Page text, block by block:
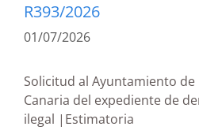
R393/2026
01/07/2026
Solicitud al Ayuntamiento de
Canaria del expediente de
ilegal |Estimatoria